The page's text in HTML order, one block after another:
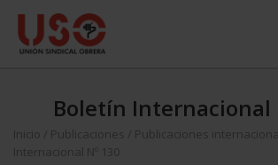
Boletín Internacional
Inicio Publicaciones Publicaciones
Internacional Nº 130